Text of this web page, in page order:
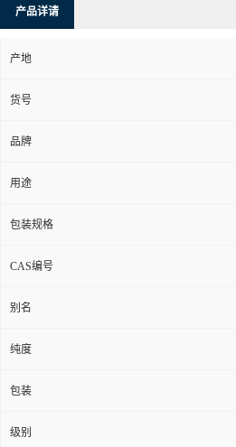
产品详请
产地
货号
品牌
用途
包装规格
CAS编号
别名
纯度
包装
级别